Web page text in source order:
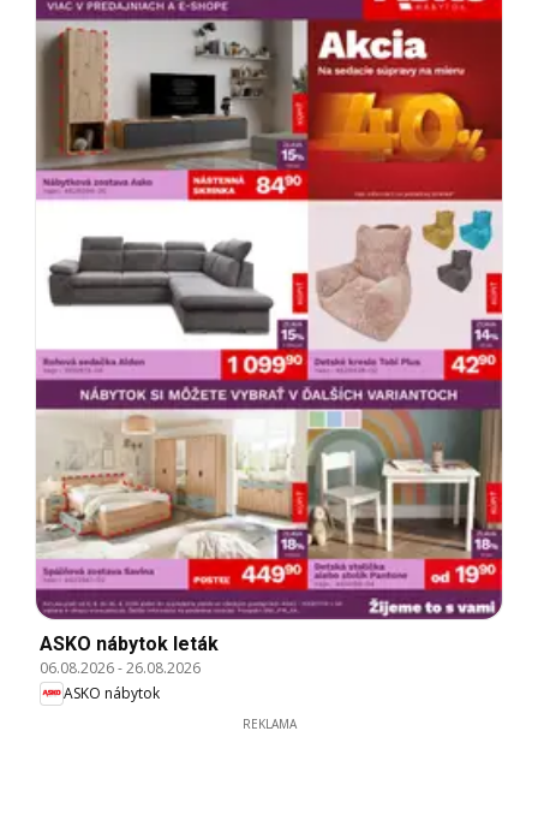
ASKO nábytok leták
06.08.2026-26.08.2026
ASKO nábytok
REKLAMA